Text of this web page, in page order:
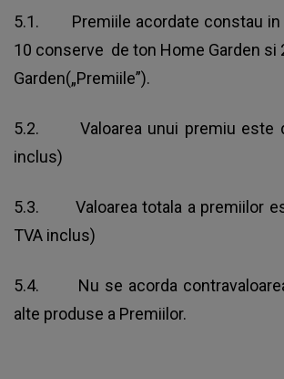
5.1. Premiile acordate constau in
10 conserve de ton Home Garden si
Garden(„Premiile”).
5.2. Valoarea unui premiu este
inclus)
5.3. Valoarea totala a premiilor
TVA inclus)
5.4. Nu se acorda
alte produse a Premiilor.